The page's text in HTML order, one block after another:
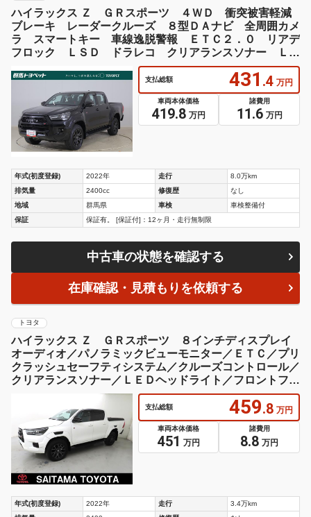
ハイラックス Ｚ ＧＲスポーツ ４ＷＤ 衝突被害軽減
ブレーキ レーダークルーズ ８型ＤＡナビ 全周囲カメ
ラ スマートキー 車線逸脱警報 ＥＴＣ２．０ リアデ
フロック ＬＳＤ ドラレコ クリアランスソナー ＬＥ
支払総額 431 .4 万円
車両本体価格
419.8 万円
諸費用
11.6 万円
年式(初度登録) 2022年 走行
8.0万km
排気量
2400cc 修復歴
なし
地域
群馬県 車検
車検整備付
保証
保証有。 [保証付]：12ヶ月・走行無制限
中古車の状態を確認する
在庫確認・見積もりを依頼する
トヨタ
ハイラックス Ｚ ＧＲスポーツ ８インチディスプレイ
オーディオ／パノラミックビューモニター／ＥＴＣ／プリ
クラッシュセーフティシステム／クルーズコントロール／
クリアランスソナー／ＬＥＤヘッドライト／フロントフォ
支払総額 459.8 万円
車両本体価格
451 万円
諸費用
8.8 万円
年式(初度登録) 2022年 走行
3.4万km